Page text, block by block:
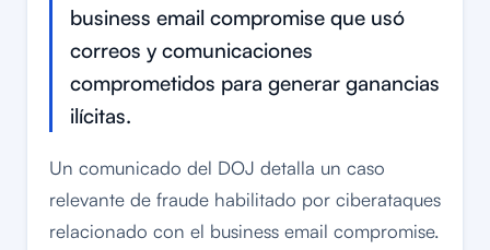
business email compromise que usó
correos y comunicaciones
comprometidos para generar ganancias
ilícitas.
Un comunicado del DOJ detalla un caso
relevante de fraude habilitado por ciberataques
relacionado con el business email compromise.